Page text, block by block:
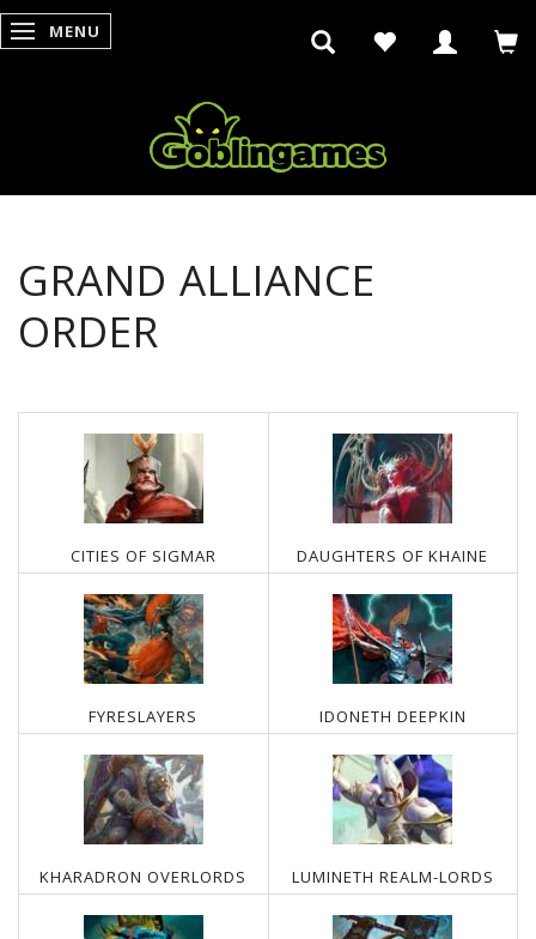
SKIFTE NAVIGATION
MENU
GRAND ALLIANCE
ORDER
CITIES OF SIGMAR DAUGHTERS OF KHAINE
FYRESLAYERS IDONETH DEEPKIN
KHARADRON OVERLORDS LUMINETH REALM-LORDS